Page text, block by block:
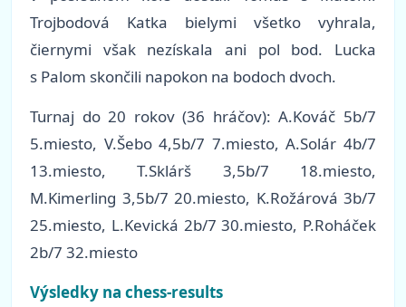
Trojbodová Katka bielymi všetko vyhrala,
čiernymi však nezískala ani pol bod. Lucka
s Palom skončili napokon na bodoch dvoch.
Turnaj do 20 rokov (36 hráčov): A.Kováč 5b/7
5.miesto, V.Šebo 4,5b/7 7.miesto, A.Solár 4b/7
13.miesto, T.Sklárš 3,5b/7 18.miesto,
M.Kimerling 3,5b/7 20.miesto, K.Rožárová 3b/7
25.miesto, L.Kevická 2b/7 30.miesto, P.Roháček
2b/7 32.miesto
Výsledky na chess-results